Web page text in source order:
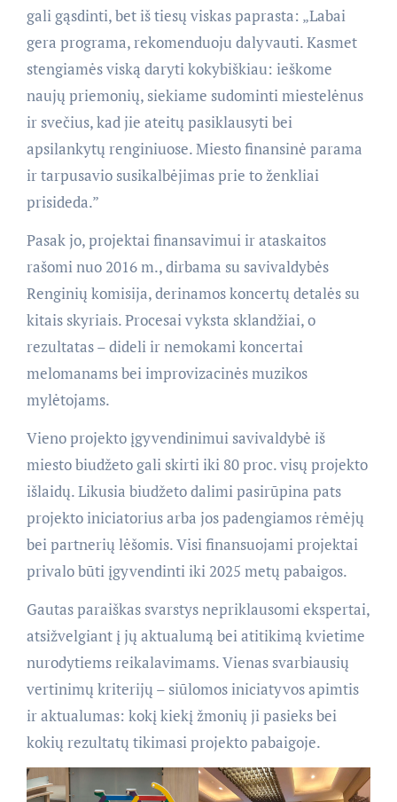
gali gąsdinti, bet iš tiesų viskas paprasta: „Labai
gera programa, rekomenduoju dalyvauti. Kasmet
stengiamės viską daryti kokybiškiau: ieškome
naujų priemonių, siekiame sudominti miestelėnus
ir svečius, kad jie ateitų pasiklausyti bei
apsilankytų renginiuose. Miesto finansinė parama
ir tarpusavio susikalbėjimas prie to ženkliai
prisideda.”
Pasak jo, projektai finansavimui ir ataskaitos
rašomi nuo 2016 m., dirbama su savivaldybės
Renginių komisija, derinamos koncertų detalės su
kitais skyriais. Procesai vyksta sklandžiai, o
rezultatas – dideli ir nemokami koncertai
melomanams bei improvizacinės muzikos
mylėtojams.
Vieno projekto įgyvendinimui savivaldybė iš
miesto biudžeto gali skirti iki 80 proc. visų projekto
išlaidų. Likusia biudžeto dalimi pasirūpina pats
projekto iniciatorius arba jos padengiamos rėmėjų
bei partnerių lėšomis. Visi finansuojami projektai
privalo būti įgyvendinti iki 2025 metų pabaigos.
Gautas paraiškas svarstys nepriklausomi ekspertai,
atsižvelgiant į jų aktualumą bei atitikimą kvietime
nurodytiems reikalavimams. Vienas svarbiausių
vertinimų kriterijų – siūlomos iniciatyvos apimtis
ir aktualumas: kokį kiekį žmonių ji pasieks bei
kokių rezultatų tikimasi projekto pabaigoje.